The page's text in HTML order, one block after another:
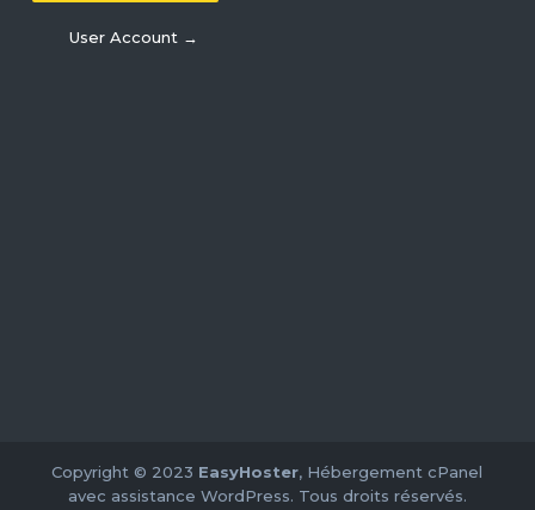
User Account →
Copyright © 2023 EasyHoster, Hébergement cPanel
avec assistance WordPress. Tous droits réservés.